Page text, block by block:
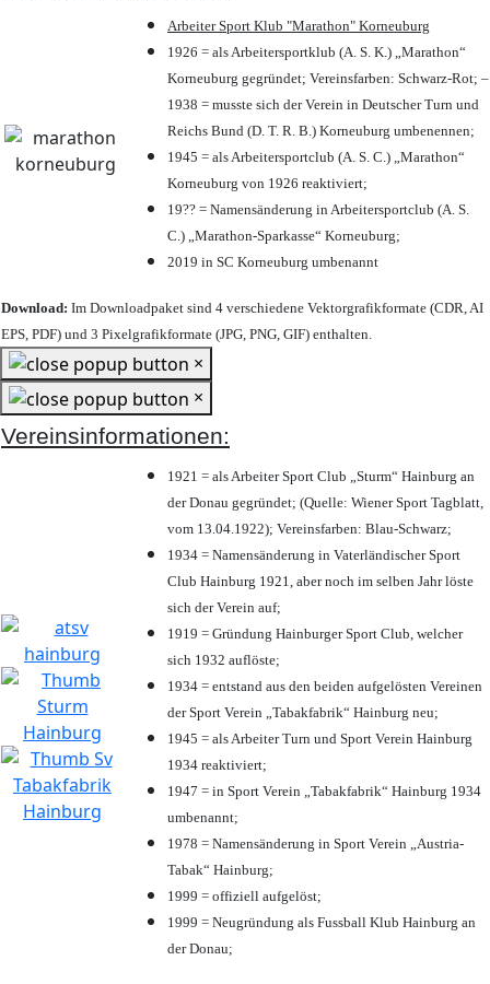
Arbeiter Sport Klub "Marathon" Korneuburg
1926 = als Arbeitersportklub (A. S. K.) „Marathon“
Korneuburg gegründet; Vereinsfarben: Schwarz-Rot; –
1938 = musste sich der Verein in Deutscher Turn und
Reichs Bund (D. T. R. B.) Korneuburg umbenennen;
1945 = als Arbeitersportclub (A. S. C.) „Marathon“
Korneuburg von 1926 reaktiviert;
19?? = Namensänderung in Arbeitersportclub (A. S.
C.) „Marathon-Sparkasse“ Korneuburg;
2019 in SC Korneuburg umbenannt
Download: Im Downloadpaket sind 4 verschiedene Vektorgrafikformate (CDR, AI
EPS, PDF) und 3 Pixelgrafikformate (JPG, PNG, GIF) enthalten.
×
×
Vereinsinformationen:
1921 = als Arbeiter Sport Club „Sturm“ Hainburg an
der Donau gegründet; (Quelle: Wiener Sport Tagblatt,
vom 13.04.1922); Vereinsfarben: Blau-Schwarz;
1934 = Namensänderung in Vaterländischer Sport
Club Hainburg 1921, aber noch im selben Jahr löste
sich der Verein auf;
1919 = Gründung Hainburger Sport Club, welcher
sich 1932 auflöste;
1934 = entstand aus den beiden aufgelösten Vereinen
der Sport Verein „Tabakfabrik“ Hainburg neu;
1945 = als Arbeiter Turn und Sport Verein Hainburg
1934 reaktiviert;
1947 = in Sport Verein „Tabakfabrik“ Hainburg 1934
umbenannt;
1978 = Namensänderung in Sport Verein „Austria-
Tabak“ Hainburg;
1999 = offiziell aufgelöst;
1999 = Neugründung als Fussball Klub Hainburg an
der Donau;